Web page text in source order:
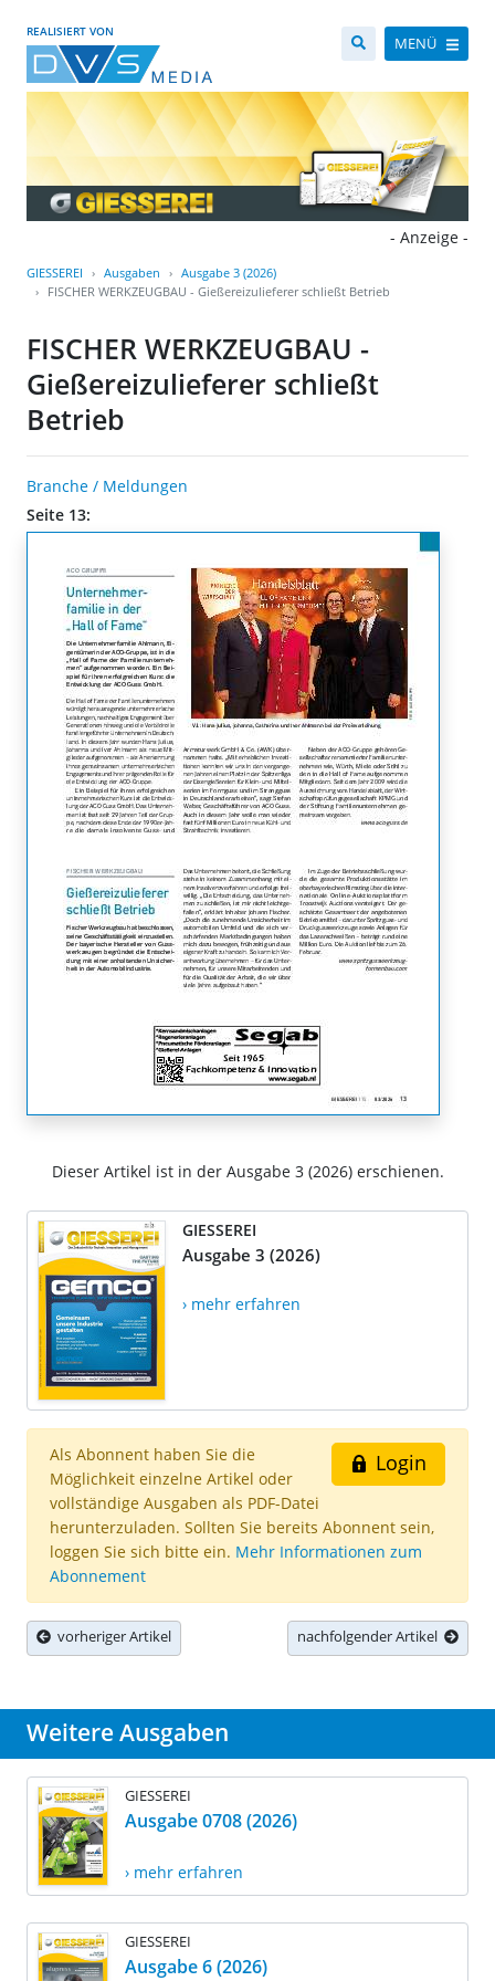
REALISIERT VON
MENÜ
- Anzeige -
GIESSEREI Ausgaben
Ausgabe 3 (2026)
FISCHER WERKZEUGBAU - Gießereizulieferer schließt Betrieb
FISCHER WERKZEUGBAU -
Gießereizulieferer schließt
Betrieb
Branche / Meldungen
Seite 13:
Dieser Artikel ist in der Ausgabe 3 (2026) erschienen.
GIESSEREI
Ausgabe 3 (2026)
› mehr erfahren
Login
Als Abonnent haben Sie die
Möglichkeit einzelne Artikel oder
vollständige Ausgaben als PDF-Datei
herunterzuladen. Sollten Sie bereits Abonnent sein,
loggen Sie sich bitte ein. Mehr Informationen zum
Abonnement
vorheriger Artikel nachfolgender Artikel
Weitere Ausgaben
GIESSEREI
Ausgabe 0708 (2026)
› mehr erfahren
GIESSEREI
Ausgabe 6 (2026)